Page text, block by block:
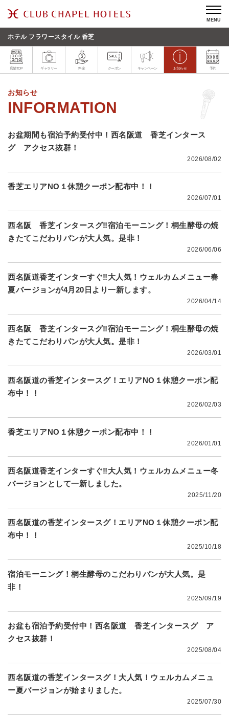
MENU
ホテル フラワースタイル 香芝
店舗TOP ギャラリー 料金 クーポン キャンペーン お知らせ 予約
お知らせ
お盆期間も宿泊予約受付中！西名阪道 香芝インタース
グ アクセス抜群！
2026/08/02
香芝エリアNO１休憩クーポン配布中！！
2026/07/01
西名阪 香芝インタースグ‼宿泊モーニング！桐生酵母の焼
きたてこだわりパンが大人気。是非！
2026/06/06
西名阪道香芝インターすぐ‼大人気！ウェルカムメニュー春
夏バージョンが4月20日より一新します。
2026/04/14
西名阪 香芝インタースグ‼宿泊モーニング！桐生酵母の焼
きたてこだわりパンが大人気。是非！
2026/03/01
西名阪道の香芝インタースグ！エリアNO１休憩クーポン配
布中！！
2026/02/03
香芝エリアNO１休憩クーポン配布中！！
2026/01/01
西名阪道香芝インターすぐ‼大人気！ウェルカムメニュー冬
バージョンとして一新しました。
2025/11/20
西名阪道の香芝インタースグ！エリアNO１休憩クーポン配
布中！！
2025/10/18
宿泊モーニング！桐生酵母のこだわりパンが大人気。是
非！
2025/09/19
お盆も宿泊予約受付中！西名阪道 香芝インタースグ ア
クセス抜群！
2025/08/04
西名阪道の香芝インタースグ！大人気！ウェルカムメニュ
ー夏バージョンが始まりました。
2025/07/30